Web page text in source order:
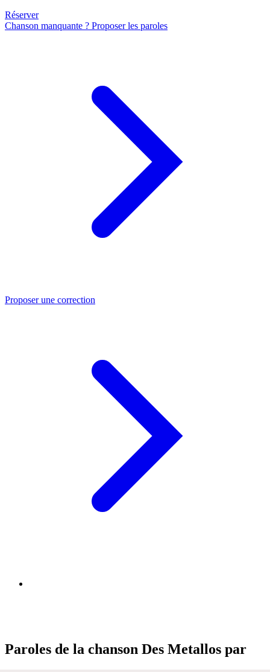
Réserver
Chanson manquante ? Proposer les paroles
Proposer une correction
Paroles de la chanson Des Metallos par